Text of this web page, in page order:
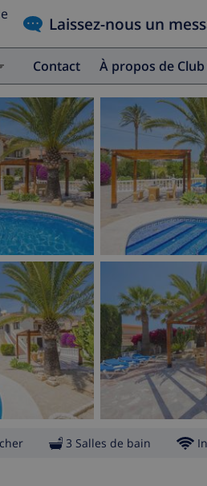
Laissez-nous un
Contact À propos de
3 Salles de bain